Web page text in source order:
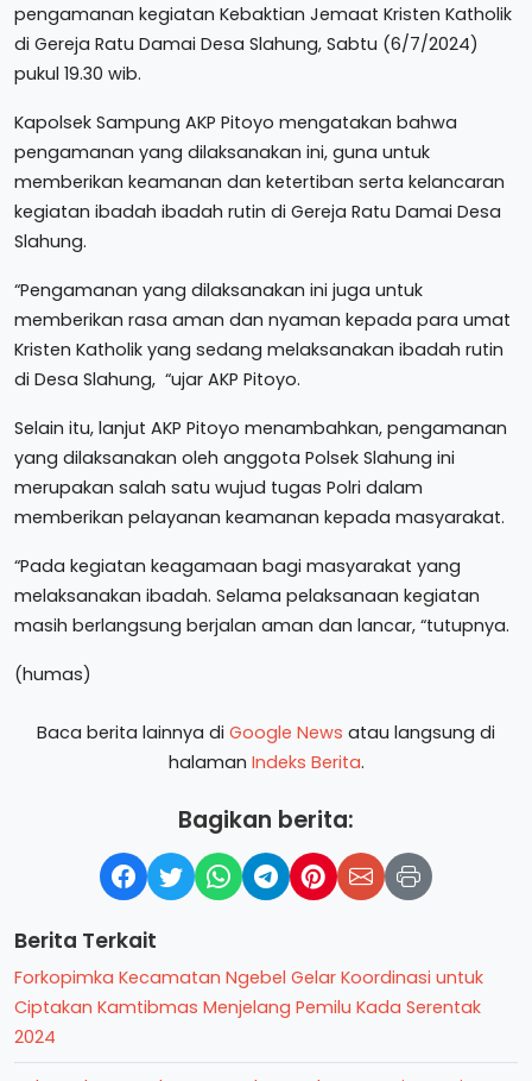
pengamanan kegiatan Kebaktian Jemaat Kristen Katholik
di Gereja Ratu Damai Desa Slahung, Sabtu (6/7/2024)
pukul 19.30 wib.
Kapolsek Sampung AKP Pitoyo mengatakan bahwa
pengamanan yang dilaksanakan ini, guna untuk
memberikan keamanan dan ketertiban serta kelancaran
kegiatan ibadah ibadah rutin di Gereja Ratu Damai Desa
Slahung.
“Pengamanan yang dilaksanakan ini juga untuk
memberikan rasa aman dan nyaman kepada para umat
Kristen Katholik yang sedang melaksanakan ibadah rutin
di Desa Slahung, “ujar AKP Pitoyo.
Selain itu, lanjut AKP Pitoyo menambahkan, pengamanan
yang dilaksanakan oleh anggota Polsek Slahung ini
merupakan salah satu wujud tugas Polri dalam
memberikan pelayanan keamanan kepada masyarakat.
“Pada kegiatan keagamaan bagi masyarakat yang
melaksanakan ibadah. Selama pelaksanaan kegiatan
masih berlangsung berjalan aman dan lancar, “tutupnya.
(humas)
Baca berita lainnya di Google News atau langsung di
halaman Indeks Berita.
Bagikan berita:
Berita Terkait
Forkopimka Kecamatan Ngebel Gelar Koordinasi untuk
Ciptakan Kamtibmas Menjelang Pemilu Kada Serentak
2024